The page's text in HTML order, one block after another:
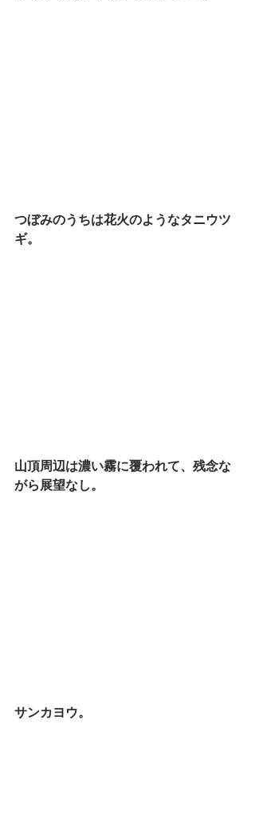
つぼみのうちは花火のようなタニウツ
ギ。
山頂周辺は濃い霧に覆われて、残念な
がら展望なし。
サンカヨウ。